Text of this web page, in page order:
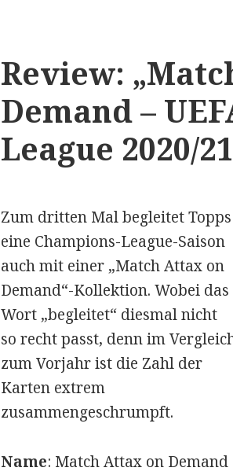
Review:
Demand –
League 2020/
Zum dritten Mal begleitet Topps
eine Champions-League-Saison
auch mit einer „Match Attax on
Demand“-Kollektion. Wobei das
Wort „begleitet“ diesmal nicht
so recht passt, denn im
zum Vorjahr ist die Zahl der
Karten extrem
zusammengeschrumpft.
Name: Match Attax on Demand